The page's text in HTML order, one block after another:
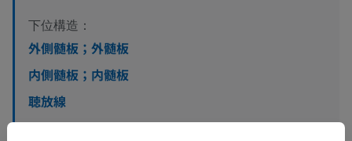
下位構造：
外側髄板；外髄板
内側髄板；内髄板
聴放線
レンズ核ワナ